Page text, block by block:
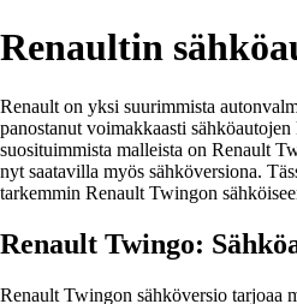
Renaultin
Renault on yksi suurimmista
panostanut voimakkaasti
suosituimmista malleista on Renault
nyt saatavilla myös sähköversiona.
tarkemmin Renault Twingon
Renault Twingo:
Renault Twingon sähköversio tarjoaa